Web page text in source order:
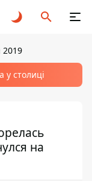
2019
у столиці
на